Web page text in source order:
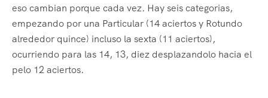
eso cambian porque cada vez. Hay seis categorias,
empezando por una Particular (14 aciertos y Rotundo
alrededor quince) incluso la sexta (11 aciertos),
ocurriendo para las 14, 13, diez desplazandolo hacia el
pelo 12 aciertos.